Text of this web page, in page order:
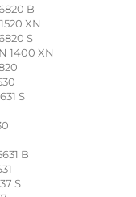
B
XN
S
1400 XN
S
B
S